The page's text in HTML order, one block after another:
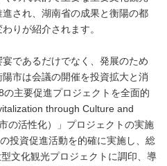
され、湖南省の成果と衡陽の都
りが紹介されます。
であるだけでなく、発展のため
市は会議の開催を投資拡大と消
主要促進プロジェクトを全面的
through Culture and
の活性化）」プロジェクトの実施
投資促進活動を的確に実施し、総
文化観光プロジェクトに調印、導